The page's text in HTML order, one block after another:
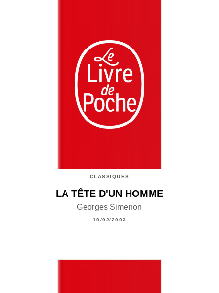
CLASSIQUES
LA TÊTE D'UN HOMME
Georges Simenon
19/02/2003